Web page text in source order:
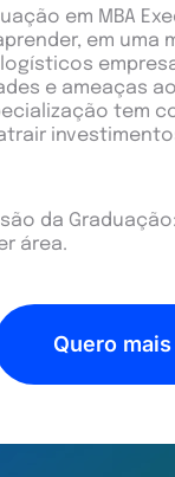
em MBA
em
e ameaças
tem
da
área.
Quero